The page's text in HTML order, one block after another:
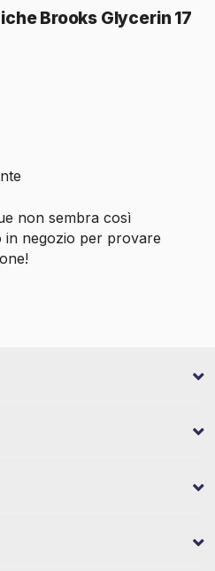
Brooks Glycerin 17
non sembra così
in negozio per provare